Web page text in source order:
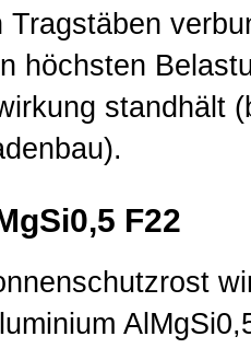
Tragstäben
höchsten
standhält
F22